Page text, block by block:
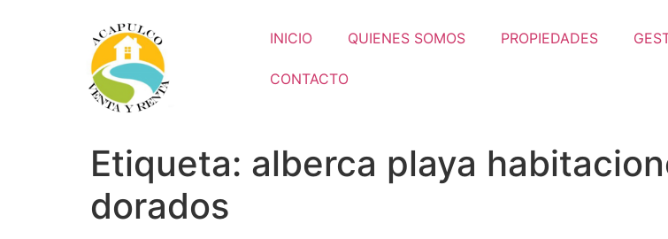
INICIO QUIENES SOMOS PROPIEDADES
CONTACTO
Etiqueta: alberca playa
dorados